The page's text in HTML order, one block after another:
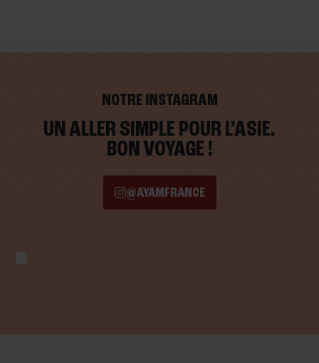
NOTRE INSTAGRAM
UN ALLER SIMPLE POUR L’ASIE.
BON VOYAGE !
@AYAMFRANCE